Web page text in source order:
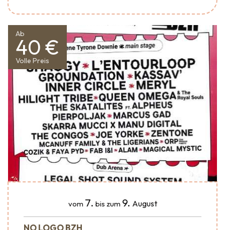
Ab
40 €
Volle Preis
vom 7. bis zum 9. August
NO LOGO BZH